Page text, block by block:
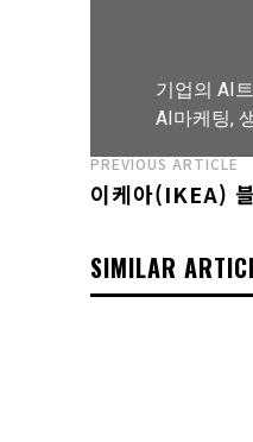
기업의 AI
AI마케팅,
AI트랜스
PREVIOUS ARTICLE
이케아(IKEA)
SIMILAR